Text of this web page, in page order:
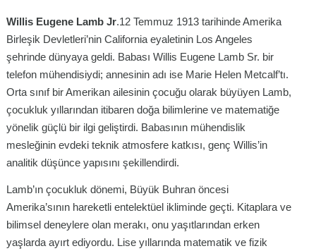
Willis Eugene Lamb Jr.12 Temmuz 1913 tarihinde Amerika
Birleşik Devletleri’nin California eyaletinin Los Angeles
şehrinde dünyaya geldi. Babası Willis Eugene Lamb Sr. bir
telefon mühendisiydi; annesinin adı ise Marie Helen Metcalf’tı.
Orta sınıf bir Amerikan ailesinin çocuğu olarak büyüyen Lamb,
çocukluk yıllarından itibaren doğa bilimlerine ve matematiğe
yönelik güçlü bir ilgi geliştirdi. Babasının mühendislik
mesleğinin evdeki teknik atmosfere katkısı, genç Willis’in
analitik düşünce yapısını şekillendirdi.
Lamb’ın çocukluk dönemi, Büyük Buhran öncesi
Amerika’sının hareketli entelektüel ikliminde geçti. Kitaplara ve
bilimsel deneylere olan merakı, onu yaşıtlarından erken
yaşlarda ayırt ediyordu. Lise yıllarında matematik ve fizik